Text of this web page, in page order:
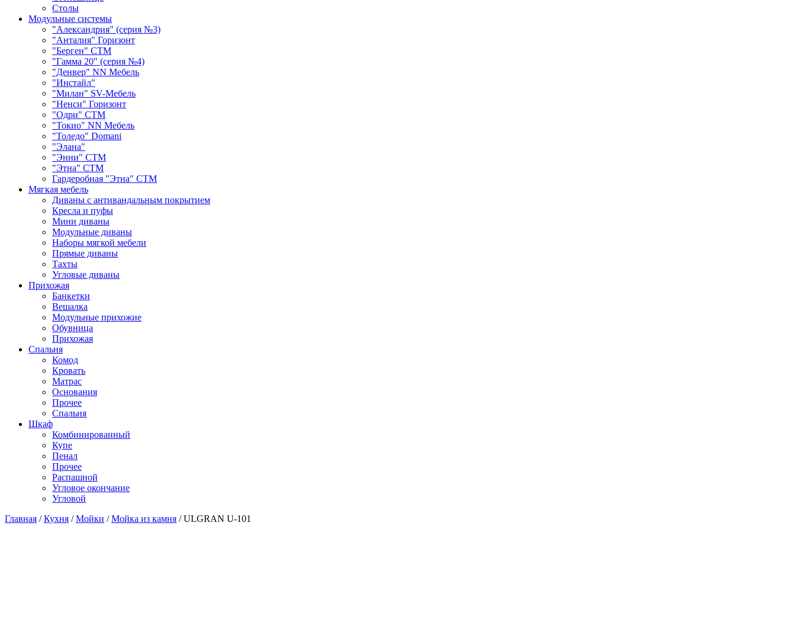
Столы
Модульные системы
"Александрия" (серия №3)
"Анталия" Горизонт
"Берген" СТМ
"Гамма 20" (серия №4)
"Денвер" NN Мебель
"Инстайл"
"Милан" SV-Мебель
"Ненси" Горизонт
"Одри" СТМ
"Токио" NN Мебель
"Толедо" Domani
"Элана"
"Энни" СТМ
"Этна" СТМ
Гардеробная "Этна" СТМ
Мягкая мебель
Диваны с антивандальным покрытием
Кресла и пуфы
Мини диваны
Модульные диваны
Наборы мягкой мебели
Прямые диваны
Тахты
Угловые диваны
Прихожая
Банкетки
Вешалка
Модульные прихожие
Обувница
Прихожая
Спальня
Комод
Кровать
Матраc
Основания
Прочее
Спальня
Шкаф
Комбинированный
Купе
Пенал
Прочее
Распашной
Угловое окончание
Угловой
Главная /Кухня /Мойки /Мойка из камня /ULGRAN U-101